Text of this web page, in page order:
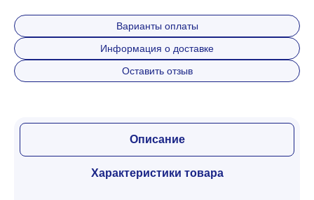
Варианты оплаты
Информация о доставке
Оставить отзыв
Описание
Характеристики товара